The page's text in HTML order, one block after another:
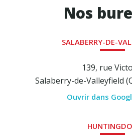
Nos
SALABERRY-DE-
139, rue
Salaberry-de-Valleyfield
Ouvrir dans